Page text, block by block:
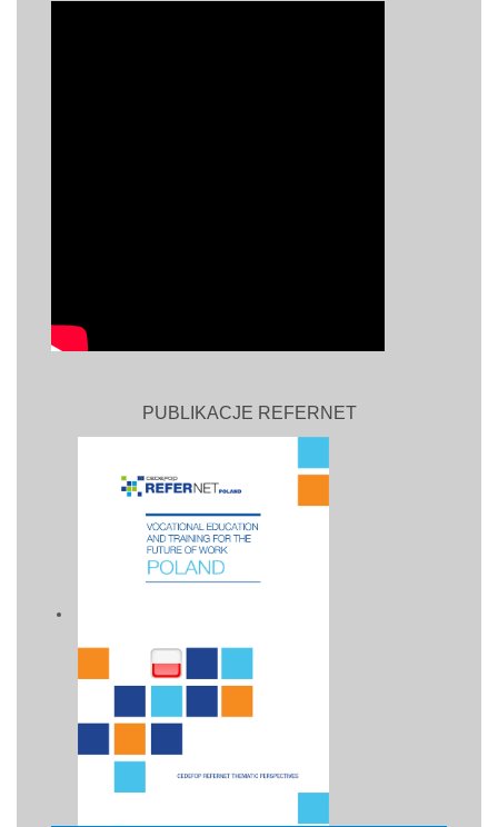
PUBLIKACJE REFERNET